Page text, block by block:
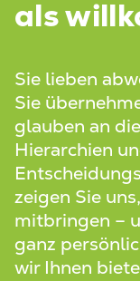
als
Sie lieben
Sie
glauben an
Hierarchien
zeigen Sie
mitbringen –
ganz
wir Ihnen